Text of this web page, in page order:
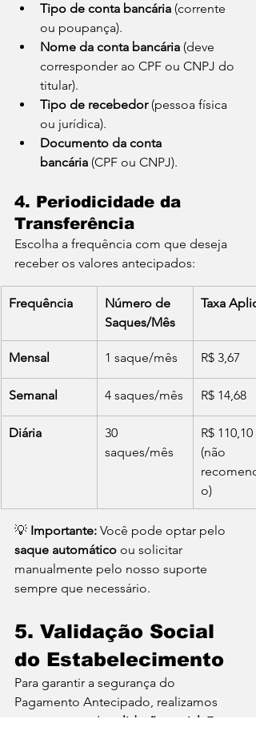
Tipo de conta bancária (corrente
ou poupança).
Nome da conta bancária (deve
corresponder ao CPF ou CNPJ do
titular).
Tipo de recebedor (pessoa física
ou jurídica).
Documento da conta
bancária (CPF ou CNPJ).
4. Periodicidade da
Transferência
Escolha a frequência com que deseja
receber os valores antecipados:
Frequência
Número de
Saques/Mês
Taxa
Mensal 1 saque/mês R$ 3,67
Semanal 4 saques/mês R$ 14,68
Diária
30
saques/mês
R$ 110,10
(não
o)
💡 Importante: Você pode optar pelo
saque automático ou solicitar
manualmente pelo nosso suporte
sempre que necessário.
5. Validação Social
do Estabelecimento
Para garantir a segurança do
Pagamento Antecipado, realizamos
um processo de
validação social . Esse